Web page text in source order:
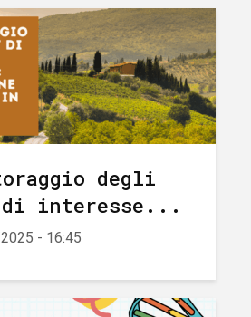
degli
interesse...
- 16:45